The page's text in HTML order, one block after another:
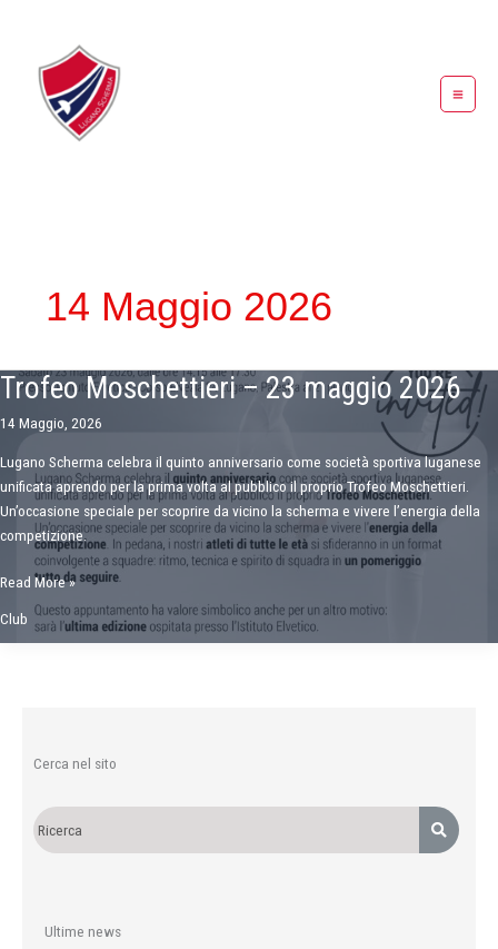
contenuto
14 Maggio 2026
Trofeo Moschettieri – 23 maggio 2026
14 Maggio, 2026
Lugano Scherma celebra il quinto anniversario come società sportiva luganese
unificata aprendo per la prima volta al pubblico il proprio Trofeo Moschettieri.
Un’occasione speciale per scoprire da vicino la scherma e vivere l’energia della
competizione.
Trofeo
Moschettieri
–
Read More »
Club
Cerca nel sito
Ultime news